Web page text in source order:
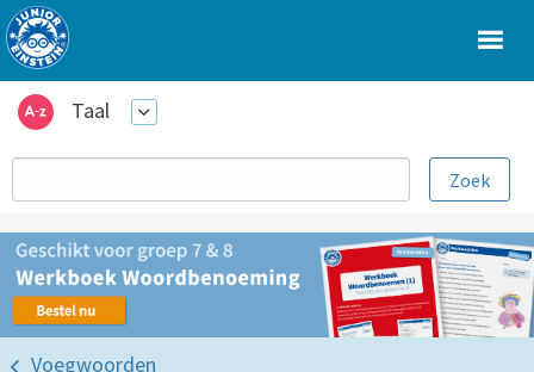
Taal
Voegwoorden